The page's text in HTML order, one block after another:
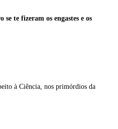
te fizeram os engastes e os
à Ciência, nos primórdios da